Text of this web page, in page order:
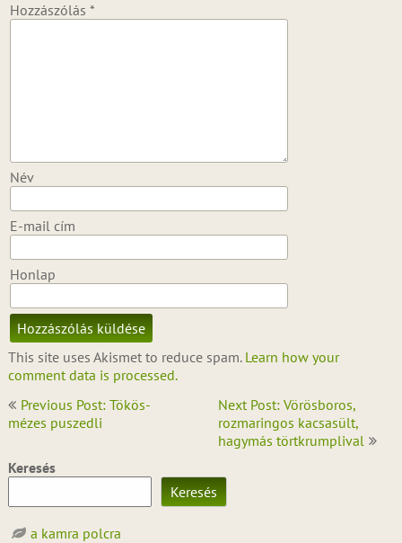
Hozzászólás *
Név
E-mail cím
Honlap
This site uses Akismet to reduce spam. Learn how your
comment data is processed.
Bejegyzés
navigáció
Previous Post: Tökös-
mézes puszedli
Next Post: Vörösboros,
rozmaringos kacsasült,
hagymás törtkrumplival
Keresés
Keresés
a kamra polcra